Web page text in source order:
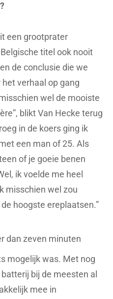
een grootprater
titel ook nooit
de conclusie die we
verhaal op gang
wel de mooiste
blikt Van Hecke terug
in de koers ging ik
een man of 25. Als
of je goeie benen
ik voelde me heel
misschien wel zou
hoogste ereplaatsen.”
dan zeven minuten
mogelijk was. Met nog
bij de meesten al
mee in